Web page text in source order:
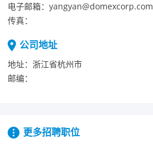
电子邮箱： yangyan@domexcorp.com
传真：
公司地址
地址： 浙江省杭州市
邮编：
更多招聘职位